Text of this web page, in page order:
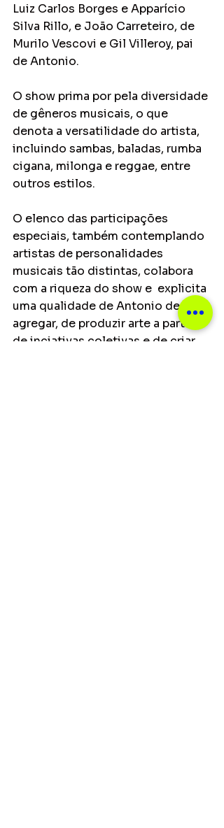
Luiz Carlos Borges e Apparício
Silva Rillo, e João Carreteiro, de
Murilo Vescovi e Gil Villeroy, pai
de Antonio.
O show prima por pela diversidade
de gêneros musicais, o que
denota a versatilidade do artista,
incluindo sambas, baladas, rumba
cigana, milonga e reggae, entre
outros estilos.
O elenco das participações
especiais, também contemplando
artistas de personalidades
musicais tão distintas, colabora
com a riqueza do show e  explicita
uma qualidade de Antonio de
agregar, de produzir arte a partir
de inciativas coletivas e de criar